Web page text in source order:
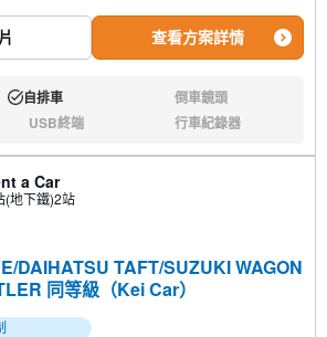
查看方案詳情
有:自排車 倒車鏡頭
USB終端 行車紀錄器
a Car
(地下鐵)2站
DAIHATSU TAFT/SUZUKI WAGON
同等級（Kei Car）